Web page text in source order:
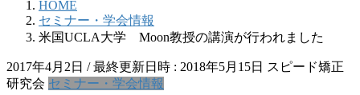
HOME
セミナー・学会情報
米国UCLA大学 Moon教授の講演が行われました
2017年4月2日 / 最終更新日時 : 2018年5月15日 スピード矯正
研究会 セミナー・学会情報